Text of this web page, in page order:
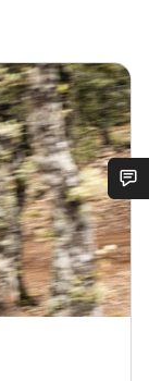
å svare på dine